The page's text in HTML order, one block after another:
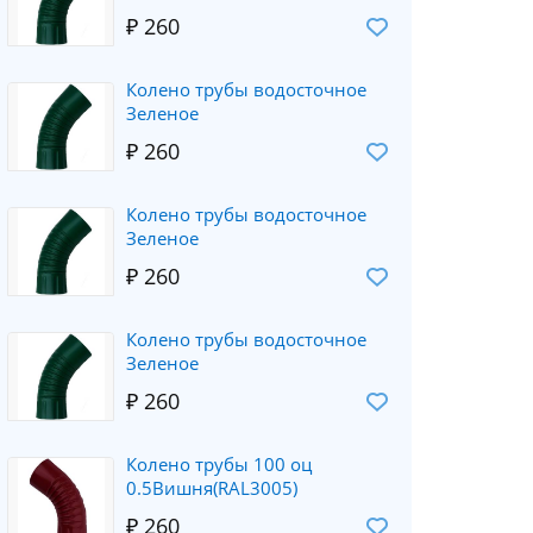
₽ 260
Колено трубы водосточное
Зеленое
₽ 260
Колено трубы водосточное
Зеленое
₽ 260
Колено трубы водосточное
Зеленое
₽ 260
Колено трубы 100 оц
0.5Вишня(RAL3005)
₽ 260